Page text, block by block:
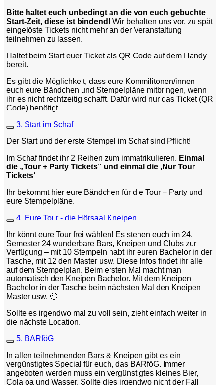
Bitte haltet euch unbedingt an die von euch gebuchte
Start-Zeit, diese ist bindend! Wir behalten uns vor, zu spät
eingelöste Tickets nicht mehr an der Veranstaltung
teilnehmen zu lassen.
Haltet beim Start euer Ticket als QR Code auf dem Handy
bereit.
Es gibt die Möglichkeit, dass eure Kommilitonen/innen
euch eure Bändchen und Stempelpläne mitbringen, wenn
ihr es nicht rechtzeitig schafft. Dafür wird nur das Ticket (QR
Code) benötigt.
3. Start im Schaf
Der Start und der erste Stempel im Schaf sind Pflicht!
Im Schaf findet ihr 2 Reihen zum immatrikulieren. Einmal
die „Tour + Party Tickets“ und einmal die ‚Nur Tour
Tickets‘
Ihr bekommt hier eure Bändchen für die Tour + Party und
eure Stempelpläne.
4. Eure Tour - die Hörsaal Kneipen
Ihr könnt eure Tour frei wählen! Es stehen euch im 24.
Semester 24 wunderbare Bars, Kneipen und Clubs zur
Verfügung – mit 10 Stempeln habt ihr euren Bachelor in der
Tasche, mit 12 den Master usw. Diese Infos findet ihr alle
auf dem Stempelplan. Beim ersten Mal macht man
automatisch den Kneipen Bachelor. Mit dem Kneipen
Bachelor in der Tasche beim nächsten Mal den Kneipen
Master usw. 🙂
Sollte es irgendwo mal zu voll sein, zieht einfach weiter in
die nächste Location.
5. BARföG
In allen teilnehmenden Bars & Kneipen gibt es ein
vergünstigtes Special für euch, das BARföG. Immer
angeboten werden muss ein vergünstigtes kleines Bier,
Cola oa und Wasser. Sollte dies irgendwo nicht der Fall